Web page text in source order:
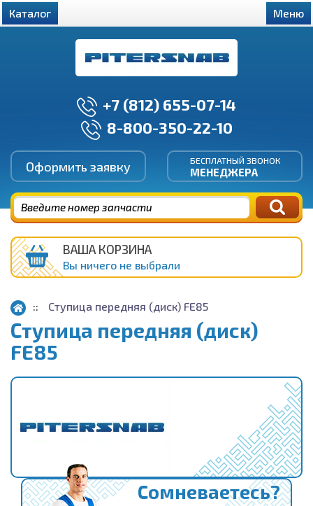
+7 (812) 655-07-14
8-800-350-22-10
Оформить заявку БЕСПЛАТНЫЙ ЗВОНОК
МЕНЕДЖЕРА
Каталог Меню
ВАША КОРЗИНА
Вы ничего не выбрали
Ступица передняя (диск) FE85
Ступица передняя (диск)
FE85
Сомневаетесь?